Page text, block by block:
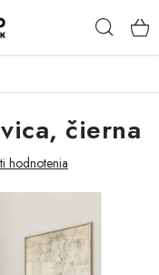
čierna
hodnotenia